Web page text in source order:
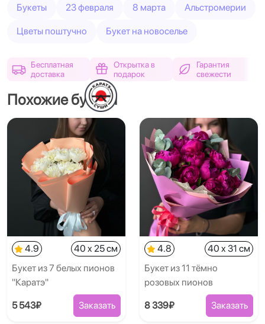
Букеты 23 февраля 8 марта Альстромерии
Цветы поштучно Букет на новоселье
Бесплатная
доставка
Открытка в
подарок
Гарантия
свежести
Похожие букеты
4.9
40 x 25 см
Букет из 7 белых пионов
"Каратэ"
5 543₽ Заказать
4.8
40 x 31 см
Букет из 11 тёмно
розовых пионов
8 339₽ Заказать